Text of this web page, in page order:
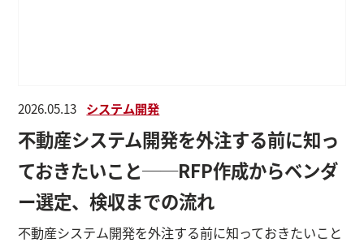
2026.05.13 システム開発
不動産システム開発を外注する前に知っ
ておきたいこと──RFP作成からベンダ
ー選定、検収までの流れ
不動産システム開発を外注する前に知っておきたいこと